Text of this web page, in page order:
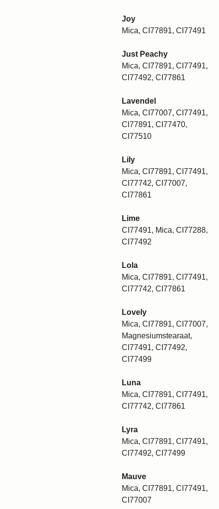
Joy
Mica, CI77891, CI77491
Just Peachy
Mica, CI77891, CI77491,
CI77492, CI77861
Lavendel
Mica, CI77007, CI77491,
CI77891, CI77470,
CI77510
Lily
Mica, CI77891, CI77491,
CI77742, CI77007,
CI77861
Lime
CI77491, Mica, CI77288,
CI77492
Lola
Mica, CI77891, CI77491,
CI77742, CI77861
Lovely
Mica, CI77891, CI77007,
Magnesiumstearaat,
CI77491, CI77492,
CI77499
Luna
Mica, CI77891, CI77491,
CI77742, CI77861
Lyra
Mica, CI77891, CI77491,
CI77492, CI77499
Mauve
Mica, CI77891, CI77491,
CI77007